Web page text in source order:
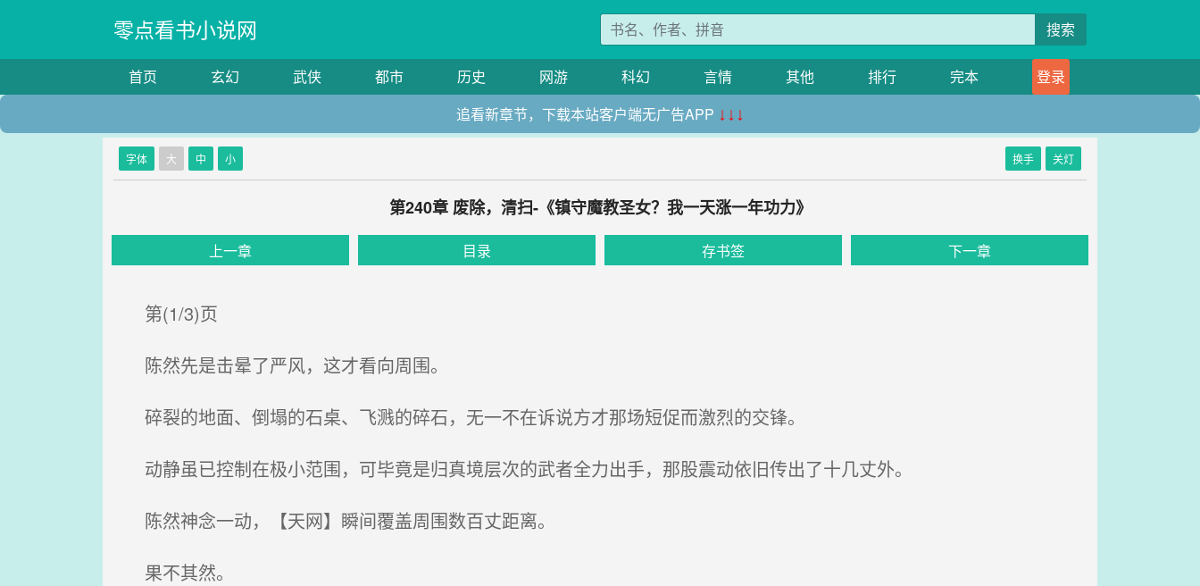
零点看书小说网 搜索
首页 玄幻 武侠 都市 历史 网游 科幻 言情 其他 排行 完本
登录
追看新章节，下载本站客户端无广告APP ↓↓↓
字体 大 中 小 换手 关灯
第240章 废除，清扫-《镇守魔教圣女？我一天涨一年功力》
上一章 目录 存书签 下一章
第(1/3)页
陈然先是击晕了严风，这才看向周围。
碎裂的地面、倒塌的石桌、飞溅的碎石，无一不在诉说方才那场短促而激烈的交锋。
动静虽已控制在极小范围，可毕竟是归真境层次的武者全力出手，那股震动依旧传出了十几丈外。
陈然神念一动，【天网】瞬间覆盖周围数百丈距离。
果不其然。